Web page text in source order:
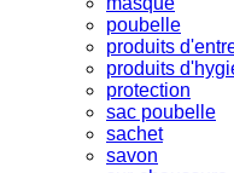
poubelle
produits
produits
protection
sac poubelle
sachet
savon